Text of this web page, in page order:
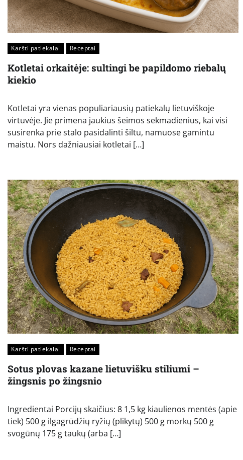
Karšti patiekalai Receptai
Kotletai orkaitėje: sultingi be papildomo riebalų
kiekio
Kotletai yra vienas populiariausių patiekalų lietuviškoje
virtuvėje. Jie primena jaukius šeimos sekmadienius, kai visi
susirenka prie stalo pasidalinti šiltu, namuose gamintu
maistu. Nors dažniausiai kotletai […]
Karšti patiekalai Receptai
Sotus plovas kazane lietuvišku stiliumi –
žingsnis po žingsnio
Ingredientai Porcijų skaičius: 8 1,5 kg kiaulienos mentės (apie
tiek) 500 g ilgagrūdžių ryžių (plikytų) 500 g morkų 500 g
svogūnų 175 g taukų (arba […]